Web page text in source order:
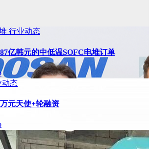
行业动态
亿韩元的中低温SOFC电堆订单
动态
元天使+轮融资